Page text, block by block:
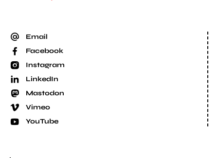
Email
Facebook
Instagram
LinkedIn
Mastodon
Vimeo
YouTube